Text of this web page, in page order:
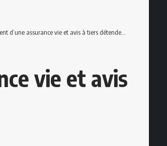
d’une assurance vie et avis à tiers détendeur (ATD)
vie et avis